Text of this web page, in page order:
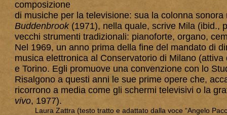
composizione
di musiche per la televisione: sua la colonna
Buddenbrook(1971), nella quale, scrive Mila (ibid.,
vecchi strumenti tradizionali: pianoforte, organo,
Nel 1969, un anno prima della fine del mandato di
musica elettronica al Conservatorio di Milano
e Torino. Egli promuove una convenzione con lo
Risalgono a questi anni le sue prime opere che,
ricorro­no a media come gli schermi televisivi o la
vivo, 1977).
Laura Zattra (testo tratto e adattato dalla voce “Angelo